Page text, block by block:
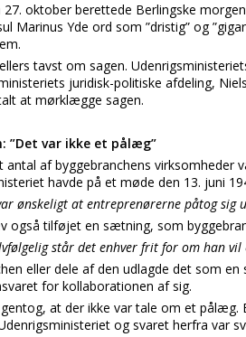
27. oktober berettede Berlingske
Marinus Yde ord som ”dristig” og
tavst om sagen.
juridisk-politiske afdeling,
at mørklægge sagen.
”Det var ikke et pålæg”
antal af byggebranchens
havde på et møde den 13. juni
ønskeligt at entreprenørerne påtog sig
også tilføjet en sætning, som
står det enhver frit for om han vil
eller dele af den udlagde det som
for kollaborationen af sig.
gentog, at der ikke var tale om et
og svaret herfra var